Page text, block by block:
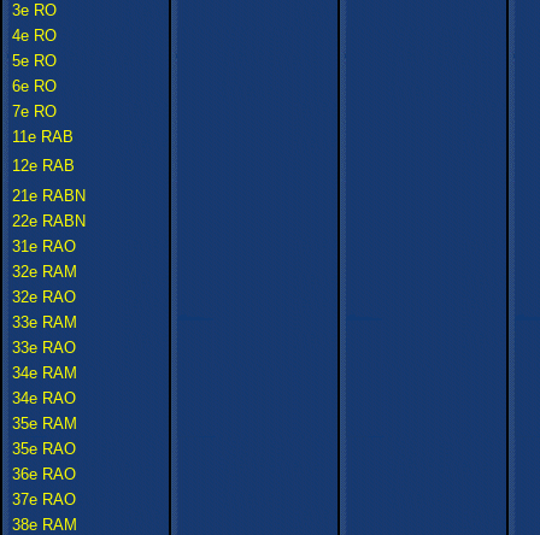
3e RO
4e RO
5e RO
6e RO
7e RO
11e RAB
12e RAB
21e RABN
22e RABN
31e RAO
32e RAM
32e RAO
33e RAM
33e RAO
34e RAM
34e RAO
35e RAM
35e RAO
36e RAO
37e RAO
38e RAM